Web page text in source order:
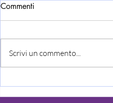
Commenti
Scrivi un commento...